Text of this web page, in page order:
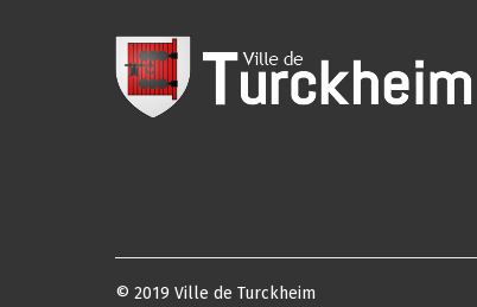
© 2019 Ville de Turckheim